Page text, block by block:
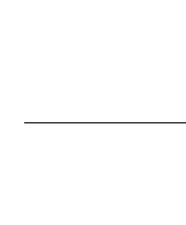
Gizlilik